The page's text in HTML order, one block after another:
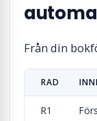
Från din
RAD
R1